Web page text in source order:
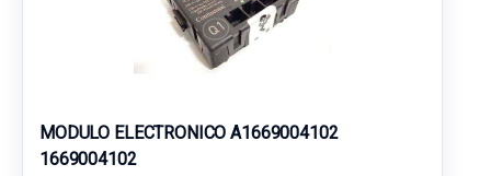
MODULO ELECTRONICO A1669004102
1669004102